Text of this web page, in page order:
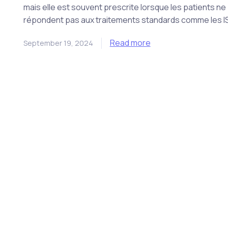
mais elle est souvent prescrite lorsque les patients ne
répondent pas aux traitements standards comme les
September 19, 2024 Read more